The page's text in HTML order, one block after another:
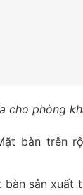
cho phòng
bàn trên
bàn sản xuất